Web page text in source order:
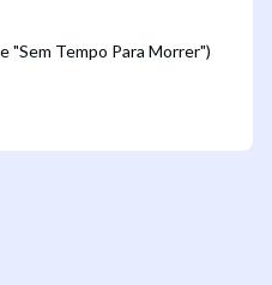
"Sem Tempo Para Morrer")